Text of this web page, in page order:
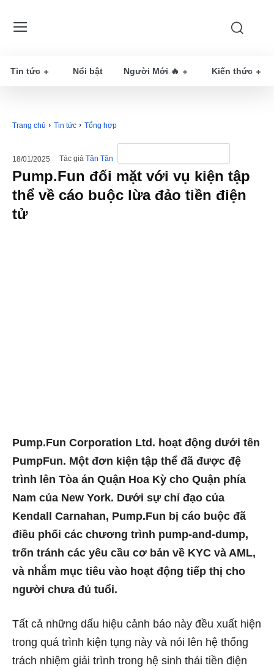
Tin tức Nổi bật Người Mới 🔥 Kiến thức
Trang chủ Tin tức Tổng hợp
18/01/2025 Tác giả Tân Tân
Pump.Fun đối mặt với vụ kiện tập
thể về cáo buộc lừa đảo tiền điện
tử
Pump.Fun Corporation Ltd. hoạt động dưới tên
PumpFun. Một đơn kiện tập thể đã được đệ
trình lên Tòa án Quận Hoa Kỳ cho Quận phía
Nam của New York. Dưới sự chỉ đạo của
Kendall Carnahan, Pump.Fun bị cáo buộc đã
điều phối các chương trình pump-and-dump,
trốn tránh các yêu cầu cơ bản về KYC và AML,
và nhắm mục tiêu vào hoạt động tiếp thị cho
người chưa đủ tuổi.
Tất cả những dấu hiệu cảnh báo này đều xuất hiện
trong quá trình kiện tụng này và nói lên hệ thống
trách nhiệm giải trình trong hệ sinh thái tiền điện